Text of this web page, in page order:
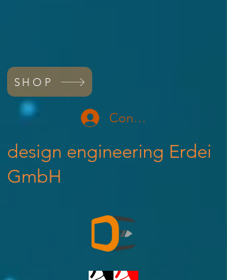
SHOP
Conectează-te
design engineering Erdei
GmbH